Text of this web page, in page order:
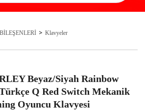
Klavyeler
Beyaz/Siyah Rainbow
Q Red Switch Mekanik
Oyuncu Klavyesi